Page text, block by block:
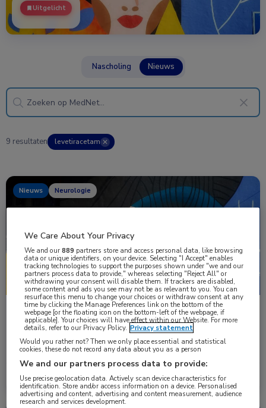
Uitgelicht
Nascholing Nieuws
9 resultaten levetiracetam ✕
Nieuws Neurologie
Levetiracetam versus lamotrigine als
eerstelijnsbehandeling bij vrouwen met IGE
De resultaten van een vergelijkende studie suggereren het gebruik
van levetiracetam als initiële alternatieve mono …
28 nov. 2023 Lees meer →
We Care About Your Privacy
We and our889 partners store and access personal data, like browsing
data or unique identifiers, on your device. Selecting "I Accept" enables
tracking technologies to support the purposes shown under "we and our
partners process data to provide," whereas selecting "Reject All" or
withdrawing your consent will disable them. If trackers are disabled,
some content and ads you see may not be as relevant to you. You can
resurface this menu to change your choices or withdraw consent at any
time by clicking the Manage Preferences link on the bottom of the
webpage [or the floating icon on the bottom-left of the webpage, if
applicable]. Your choices will have effect within our Website. For more
details, refer to our Privacy Policy. Privacy statement
Would you rather not? Then we only place essential and statistical
cookies, these do not record any data about you as a person
We and our partners process data to provide:
Use precise geolocation data. Actively scan device characteristics for
identification. Store and/or access information on a device. Personalised
advertising and content, advertising and content measurement, audience
research and services development.